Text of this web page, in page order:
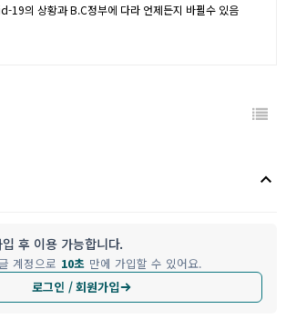
19의 상황과 B.C정부에 다라 언제든지 바뀔수 있음
keyboard_arrow_up
후 이용 가능합니다.
계정으로 10초 만에 가입할 수 있어요.
로그인 / 회원가입